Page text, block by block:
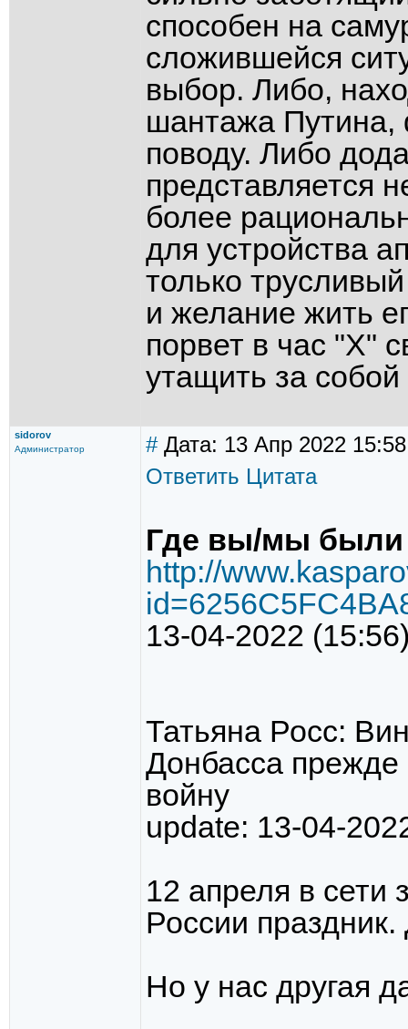
способен на
сложившейся
выбор. Либо,
шантажа Путина,
поводу. Либо
представляется
более
для устройства
только
и желание жить
порвет в час "X"
утащить за
sidorov
Администратор #Дата: 13 Апр 2022 15:58
Ответить Цитата
Где вы/мы были
http://
13-04-2022
Татьяна Росс:
Донбасса прежде
войну
update: 13-04-
12 апреля в сети
России
Но у нас другая